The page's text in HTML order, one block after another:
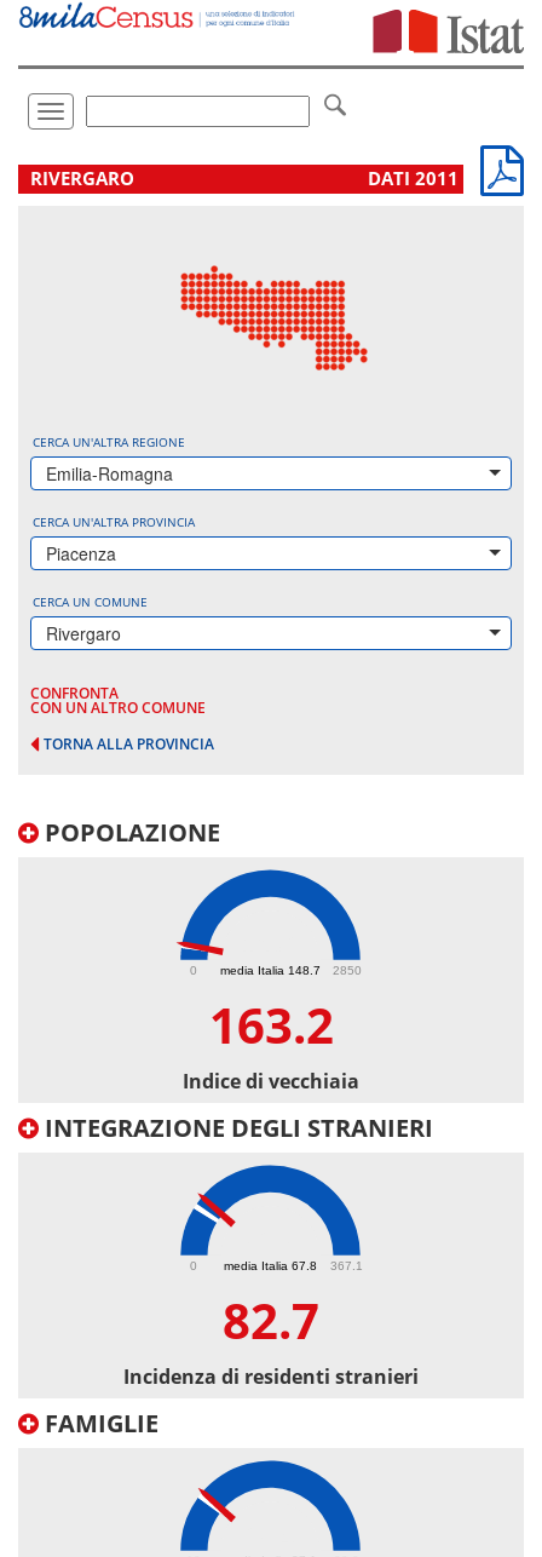
Vai
direttamente
Toggle
navigation
.
RIVERGARO DATI 2011
CERCA UN'ALTRA REGIONE
Emilia-Romagna
CERCA UN'ALTRA PROVINCIA
Piacenza
CERCA UN COMUNE
Rivergaro
CONFRONTA
CON UN ALTRO COMUNE
TORNA ALLA PROVINCIA
POPOLAZIONE
media Italia 148.7
0 2850
163.2
Indice di vecchiaia
INTEGRAZIONE DEGLI STRANIERI
media Italia 67.8
0 367.1
82.7
Incidenza di residenti stranieri
FAMIGLIE